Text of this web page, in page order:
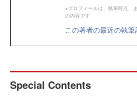
※プロフィールは、執筆時点、
の内容です
この著者の最近の執筆
Special Contents